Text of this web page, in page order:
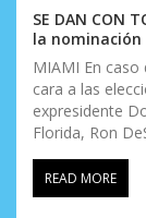
SE DAN CON
la nominación
MIAMI En caso
cara a las
expresidente
Florida, Ron
READ MORE